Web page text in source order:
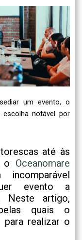
um evento, o
notável por
até às
o Oceanomare
evento a
Neste artigo,
quais o
realizar o